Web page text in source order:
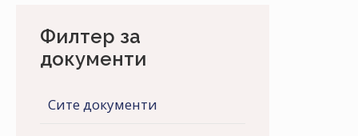
Филтер за
документи
Сите документи